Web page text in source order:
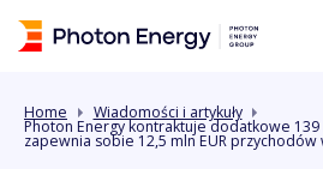
Home Wiadomości i artykuły
Photon Energy kontraktuje dodatkowe
zapewnia sobie 12,5 mln EUR przychodów